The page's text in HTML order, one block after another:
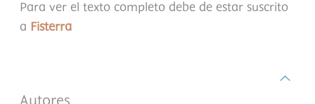
Para ver el texto completo debe de estar suscrito
a Fisterra